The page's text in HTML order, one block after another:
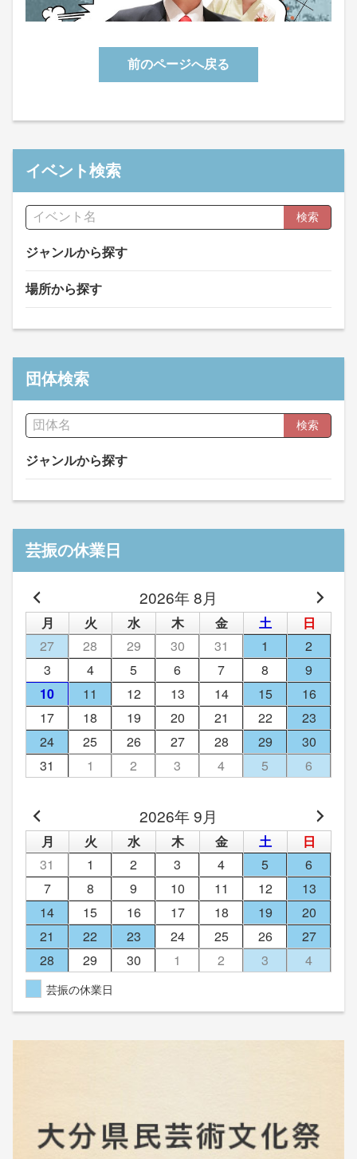
前のページへ戻る
イベント検索
検索
ジャンルから探す
場所から探す
団体検索
検索
ジャンルから探す
芸振の休業日
2026年 8月
月 火 水 木 金 土
日
27
28 29 30 31 1
2
3
4 5 6 7 8
9
10
11 12 13 14 15
16
17
18 19 20 21 22
23
24
25 26 27 28 29
30
31
1 2 3 4 5 6
2026年 9月
月 火 水 木 金 土
日
31
1 2 3 4 5
6
7
8 9 10 11 12
13
14
15 16 17 18 19
20
21
22 23 24 25 26
27
28
29 30 1 2 3 4
芸振の休業日